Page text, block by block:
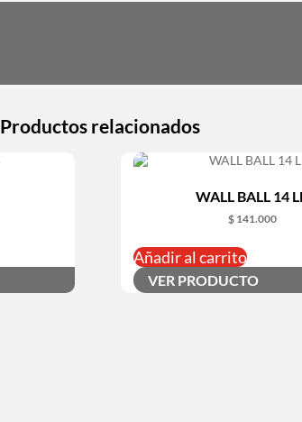
Productos relacionados
WALL BALL 14
$141.000
Añadir al carrito
VER PRODUCTO